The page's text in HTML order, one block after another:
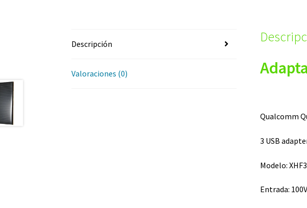
Descripción
Valoraciones (0)
Qualcomm
3 USB
Modelo:
Entrada: